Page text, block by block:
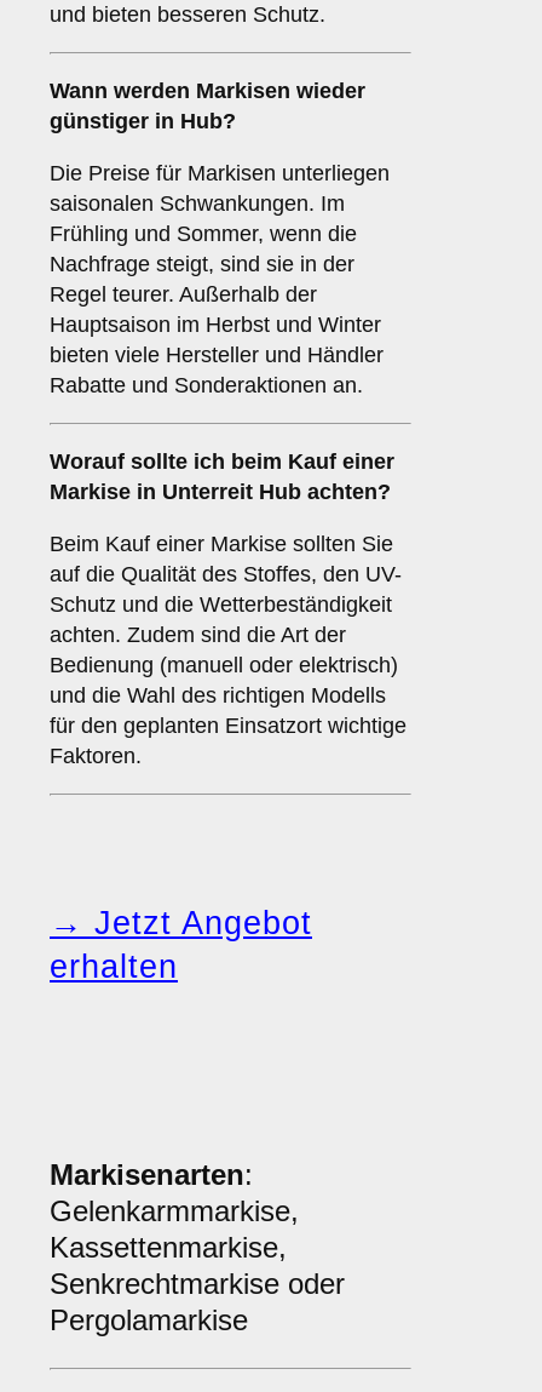
und bieten besseren Schutz.
Wann werden Markisen wieder
günstiger in Hub?
Die Preise für Markisen unterliegen
saisonalen Schwankungen. Im
Frühling und Sommer, wenn die
Nachfrage steigt, sind sie in der
Regel teurer. Außerhalb der
Hauptsaison im Herbst und Winter
bieten viele Hersteller und Händler
Rabatte und Sonderaktionen an.
Worauf sollte ich beim Kauf einer
Markise in Unterreit Hub achten?
Beim Kauf einer Markise sollten Sie
auf die Qualität des Stoffes, den UV-
Schutz und die Wetterbeständigkeit
achten. Zudem sind die Art der
Bedienung (manuell oder elektrisch)
und die Wahl des richtigen Modells
für den geplanten Einsatzort wichtige
Faktoren.
→ Jetzt Angebot
erhalten
Markisenarten:
Gelenkarmmarkise,
Kassettenmarkise,
Senkrechtmarkise oder
Pergolamarkise